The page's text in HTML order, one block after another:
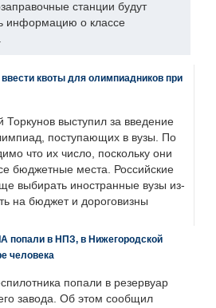
станции будут
информацию о классе
квоты для олимпиадников при
выступил за введение
поступающих в вузы. По
что их число, поскольку они
бюджетные места. Российские
выбирать иностранные вузы из-
на бюджет и дороговизны
попали в НПЗ, в Нижегородской
человека
попали в резервуар
завода. Об этом сообщил